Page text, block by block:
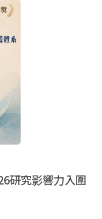
災，且得不到體制
加速流失。如果年
工作，這道社會安
我
性，客觀評核其執
輕易羅織罪名。同
困境。孩子的生命
權責界定清楚、並
逝去生命真正的尊
研究影響力入圍